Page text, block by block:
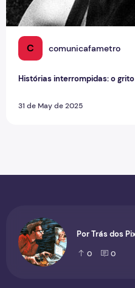
C comunicafametro
Histórias interrompidas: o
31 de May de 2025
Por Trás dos
0 0